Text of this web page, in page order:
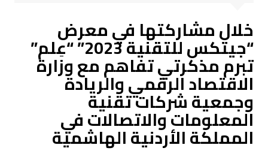
خلال مشاركتها في معرض
“جيتكس للتقنية 2023” “عِلم”
تبرم مذكرتي تفاهم مع وزارة
الاقتصاد الرقمي والريادة
وجمعية شركات تقنية
المعلومات والاتصالات في
المملكة الأردنية الهاشمية